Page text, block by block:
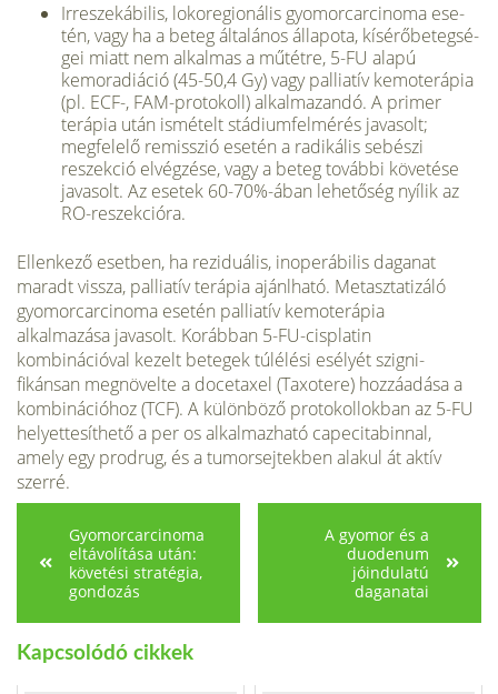
Irreszekábilis, lokoregionális gyomorcarcinoma ese­
tén, vagy ha a beteg általános állapota, kísérőbetegsé­
gei miatt nem alkalmas a műtétre, 5-FU alapú
kemoradiáció (45-50,4 Gy) vagy palliatív kemoterápia
(pl. ECF-, FAM-protokoll) alkalmazandó. A primer
terá­pia után ismételt stádiumfelmérés javasolt;
megfelelő remisszió esetén a radikális sebészi
reszekció elvég­zése, vagy a beteg további követése
javasolt. Az ese­tek 60-70%-ában lehetőség nyílik az
RO-reszekcióra.
Ellenkező esetben, ha reziduális, inoperábilis daganat
maradt vissza, palliatív terápia ajánlható. Metasztatizáló
gyomorcarcinoma esetén palliatív ke­moterápia
alkalmazása javasolt. Korábban 5-FU-cisplatin
kombinációval kezelt betegek túlélési esélyét szigni­
fikánsan megnövelte a docetaxel (Taxotere) hozzáadása a
kombinációhoz (TCF). A különböző protokollokban az 5-FU
helyettesíthető a per os alkalmazható capecitabinnal,
amely egy prodrug, és a tumorsejtekben alakul át aktív
szerré.
Gyomorcarcinoma
eltávolítása után:
követési stratégia,
gondozás
A gyomor és a
duodenum
jóindulatú
daganatai
Kapcsolódó cikkek